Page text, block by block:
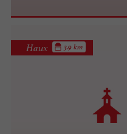
Haux 3.9 km